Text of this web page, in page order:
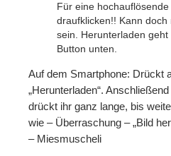
Cookie-Richtlinie (EU)
Impressum
Für eine
draufklicken!! Kann doch
sein. Herunterladen
Button unten.
Auf dem Smartphone: Drückt
„Herunterladen“.
drückt ihr ganz lange, bis
wie – Überraschung – „Bild
– Miesmuscheli